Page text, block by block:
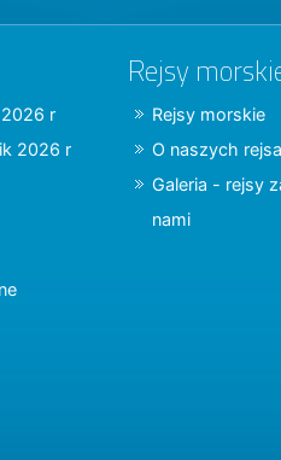
r
2026 r
Rejsy
Rejsy morskie
O naszych
Galeria - rejsy
nami